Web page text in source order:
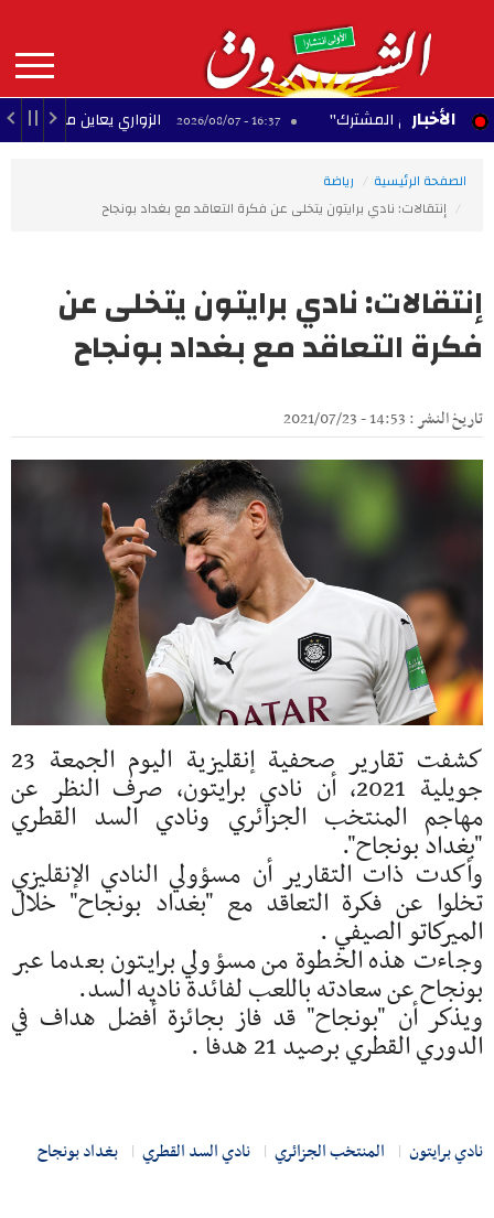
contenu
principal
MAIN
NAVIGATION الأخبار
المشترك" 16:37 - 2026/08/07 الزواري يعاين مدخل العاصمة
الصفحة الرئيسية
رياضة
إنتقالات: نادي برايتون يتخلى عن فكرة التعاقد مع بغداد بونجاح
إنتقالات: نادي برايتون يتخلى عن
فكرة التعاقد مع بغداد بونجاح
تاريخ النشر : 14:53 - 2021/07/23
كشفت تقارير صحفية إنقليزية اليوم الجمعة 23
جويلية 2021، أن نادي برايتون، صرف النظر عن
مهاجم المنتخب الجزائري ونادي السد القطري
"بغداد بونجاح".
وأكدت ذات التقارير أن مسؤولي النادي الإنقليزي
تخلوا عن فكرة التعاقد مع "بغداد بونجاح" خلال
الميركاتو الصيفي .
وجاءت هذه الخطوة من مسؤولي برايتون بعدما عبر
بونجاح عن سعادته باللعب لفائدة ناديه السد.
ويذكر أن "بونجاح" قد فاز بجائزة أفضل هداف في
الدوري القطري برصيد 21 هدفا .
نادي برايتون المنتخب الجزائري نادي السد القطري بغداد بونجاح